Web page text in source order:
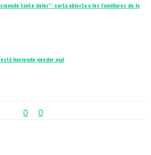
tanto dolor": carta abierta a los familiares de la
haciendo quedar mal
0
0